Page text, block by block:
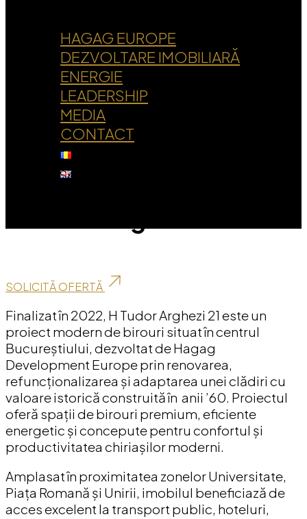
HAGAG EUROPE
DEZVOLTARE IMOBILIARĂ
ENERGIE
LEADERSHIP
MEDIA
CONTACT
Birouri | Spații Comerciale
SOLICITĂ OFERTĂ
Finalizat în 2022, H Tudor Arghezi 21 este un
proiect modern de birouri situat în centrul
Bucureștiului, dezvoltat de Hagag
Development Europe prin renovarea,
refuncționalizarea și adaptarea unei clădiri cu
valoare istorică construită în anii ’60. Proiectul
oferă spații de birouri premium, eficiente
energetic și concepute pentru confortul și
productivitatea chiriașilor moderni.
Amplasat în proximitatea zonelor Universitate,
Piața Romană și Unirii, imobilul beneficiază de
acces excelent la transport public, hoteluri,